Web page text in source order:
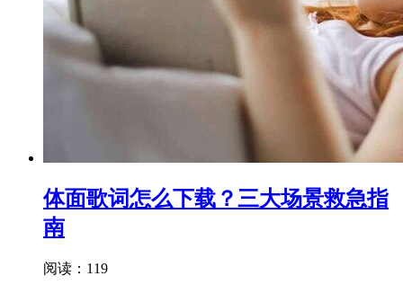
体面歌词怎么下载？三大场景救急指
南
阅读：119